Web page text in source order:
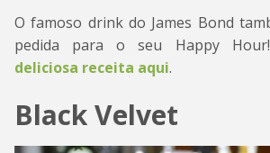
O famoso drink do James Bond
pedida para o seu Happy
deliciosa receita aqui.
Black Velvet